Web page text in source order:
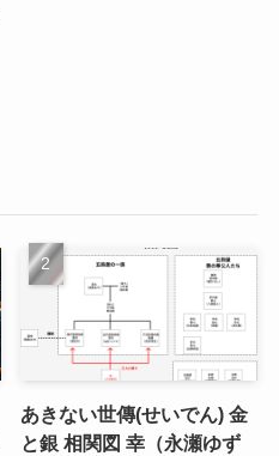
あきない世傳(せいでん) 金
と銀 相関図 幸（永瀬ゆず